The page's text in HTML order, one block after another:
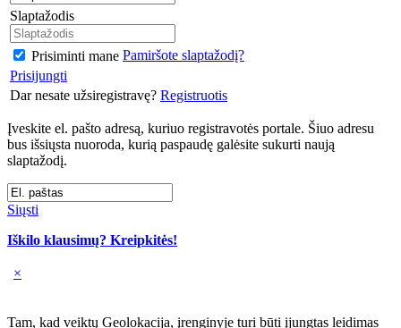
Slaptažodis
Prisiminti mane Pamiršote slaptažodį?
Prisijungti
Dar nesate užsiregistravę? Registruotis
Įveskite el. pašto adresą, kuriuo registravotės portale. Šiuo adresu
bus išsiųsta nuoroda, kurią paspaudę galėsite sukurti naują
slaptažodį.
Siųsti
Iškilo klausimų? Kreipkitės!
×
Tam, kad veiktų Geolokacija, įrenginyje turi būti įjungtas leidimas